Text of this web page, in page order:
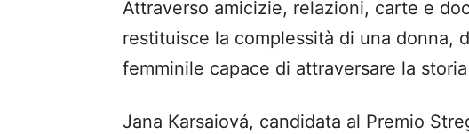
Attraverso amicizie, relazioni, carte e
restituisce la complessità di una donna,
femminile capace di attraversare la
Jana Karsaiová, candidata al Premio